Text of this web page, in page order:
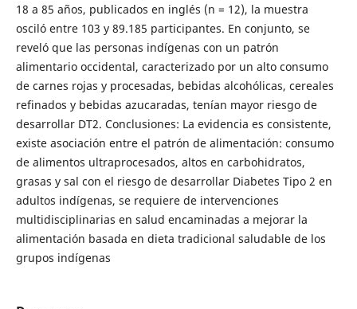
18 a 85 años, publicados en inglés (n = 12), la muestra
osciló entre 103 y 89.185 participantes. En conjunto, se
reveló que las personas indígenas con un patrón
alimentario occidental, caracterizado por un alto consumo
de carnes rojas y procesadas, bebidas alcohólicas, cereales
refinados y bebidas azucaradas, tenían mayor riesgo de
desarrollar DT2. Conclusiones: La evidencia es consistente,
existe asociación entre el patrón de alimentación: consumo
de alimentos ultraprocesados, altos en carbohidratos,
grasas y sal con el riesgo de desarrollar Diabetes Tipo 2 en
adultos indígenas, se requiere de intervenciones
multidisciplinarias en salud encaminadas a mejorar la
alimentación basada en dieta tradicional saludable de los
grupos indígenas